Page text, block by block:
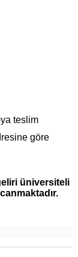
teslim
göre
üniversiteli